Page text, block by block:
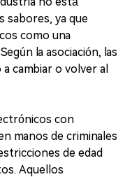
sabores, ya que
como una
la asociación, las
cambiar o volver al
con
manos de criminales
de edad
Aquellos